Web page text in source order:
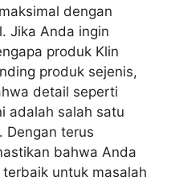
dengan
Jika Anda ingin
produk Klin
produk sejenis,
detail seperti
adalah salah satu
Dengan terus
bahwa Anda
untuk masalah